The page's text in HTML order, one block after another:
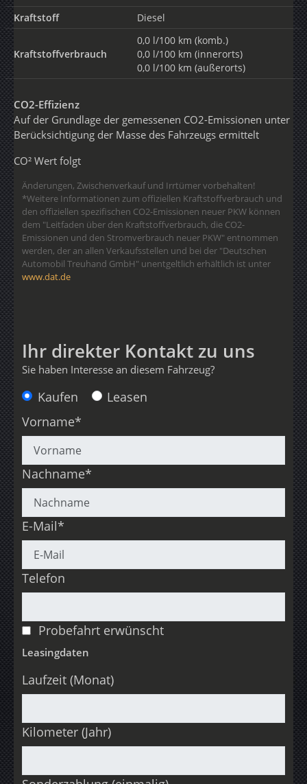
Kraftstoff Diesel
Kraftstoffverbrauch
0,0 l/100 km (komb.)
0,0 l/100 km (innerorts)
0,0 l/100 km (außerorts)
CO2-Effizienz
Auf der Grundlage der gemessenen CO2-Emissionen unter
Berücksichtigung der Masse des Fahrzeugs ermittelt
CO² Wert folgt
Änderungen, Zwischenverkauf und Irrtümer vorbehalten!
*Weitere Informationen zum offiziellen Kraftstoffverbrauch und
den offiziellen spezifischen CO2-Emissionen neuer PKW können
dem "Leitfaden über den Kraftstoffverbrauch, die CO2-
Emissionen und den Stromverbrauch neuer PKW" entnommen
werden, der an allen Verkaufsstellen und bei der "Deutschen
Automobil Treuhand GmbH" unentgeltlich erhältlich ist unter
www.dat.de
Ihr direkter Kontakt zu uns
Sie haben Interesse an diesem Fahrzeug?
Anfragetyp
Kaufen
Leasen
Vorname*
Nachname*
E-Mail*
Telefon
Probefahrt erwünscht
Leasingdaten
Laufzeit (Monat)
Kilometer (Jahr)